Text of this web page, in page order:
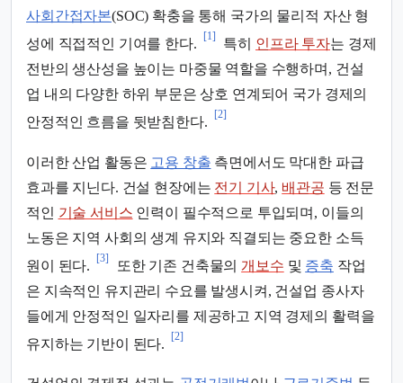
사회간접자본(SOC) 확충을 통해 국가의 물리적 자산 형
성에 직접적인 기여를 한다.
[1]
특히 인프라 투자는 경제
전반의 생산성을 높이는 마중물 역할을 수행하며, 건설
업 내의 다양한 하위 부문은 상호 연계되어 국가 경제의
안정적인 흐름을 뒷받침한다.
[2]
이러한 산업 활동은 고용 창출 측면에서도 막대한 파급
효과를 지닌다. 건설 현장에는 전기 기사, 배관공 등 전문
적인 기술 서비스 인력이 필수적으로 투입되며, 이들의
노동은 지역 사회의 생계 유지와 직결되는 중요한 소득
원이 된다.
[3]
또한 기존 건축물의 개보수 및 증축 작업
은 지속적인 유지관리 수요를 발생시켜, 건설업 종사자
들에게 안정적인 일자리를 제공하고 지역 경제의 활력을
유지하는 기반이 된다.
[2]